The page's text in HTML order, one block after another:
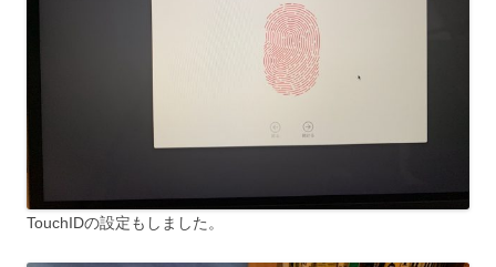
TouchIDの設定もしました。